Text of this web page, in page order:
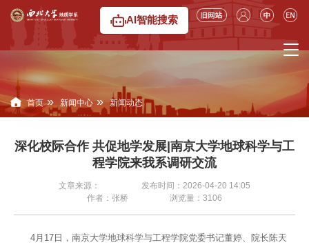
AI智能搜索
首页 » 新闻中心 » 新闻动态
深化校际合作 共促地学发展|南京大学地球科学与工
程学院来我系调研交流
文章来源：
发布时间：2026-04-20 14:05
作者：张桥
浏览量： 3106
4月17日，南京大学地球科学与工程学院党委书记董婷、院长陈天